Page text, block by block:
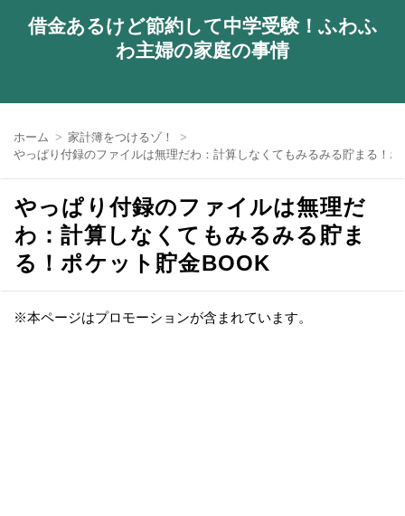
借金あるけど節約して中学受験！ふわふ
わ主婦の家庭の事情
ホーム
家計簿をつけるゾ！
やっぱり付録のファイルは無理だわ：計算しなくてもみるみる貯まる！
やっぱり付録のファイルは無理だ
わ：計算しなくてもみるみる貯ま
る！ポケット貯金BOOK
※本ページはプロモーションが含まれています。